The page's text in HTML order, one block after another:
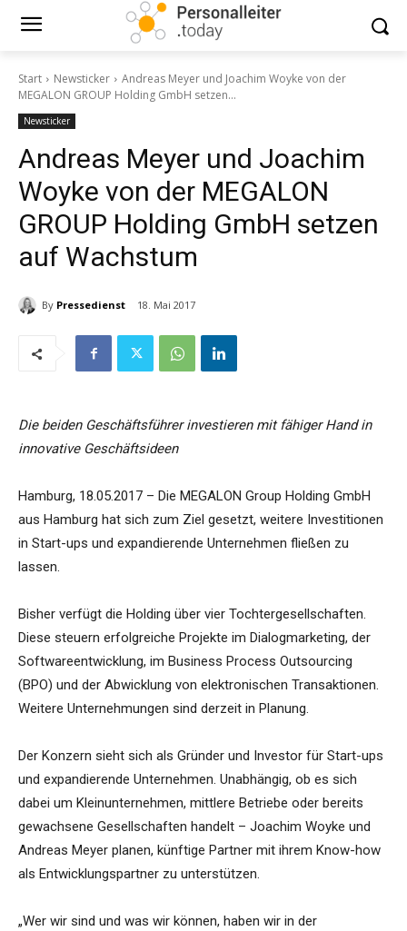
Start Newsticker
Andreas Meyer und Joachim Woyke von der
MEGALON GROUP Holding GmbH setzen...
Newsticker
Andreas Meyer und Joachim
Woyke von der MEGALON
GROUP Holding GmbH setzen
auf Wachstum
By Pressedienst 18. Mai 2017
Die beiden Geschäftsführer investieren mit fähiger Hand in
innovative Geschäftsideen
Hamburg, 18.05.2017 – Die MEGALON Group Holding GmbH
aus Hamburg hat sich zum Ziel gesetzt, weitere Investitionen
in Start-ups und expandierende Unternehmen fließen zu
lassen.
Bisher verfügt die Holding über vier Tochtergesellschaften.
Diese steuern erfolgreiche Projekte im Dialogmarketing, der
Softwareentwicklung, im Business Process Outsourcing
(BPO) und der Abwicklung von elektronischen Transaktionen.
Weitere Unternehmungen sind derzeit in Planung.
Der Konzern sieht sich als Gründer und Investor für Start-ups
und expandierende Unternehmen. Unabhängig, ob es sich
dabei um Kleinunternehmen, mittlere Betriebe oder bereits
gewachsene Gesellschaften handelt – Joachim Woyke und
Andreas Meyer planen, künftige Partner mit ihrem Know-how
als Entwicklungspartner zu unterstützen.
„Wer wir sind und was wir können, haben wir in der